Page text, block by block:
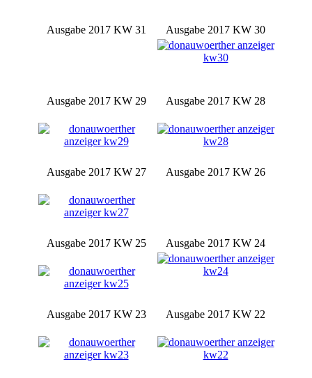
Ausgabe 2017 KW 31 Ausgabe 2017 KW 30
Ausgabe 2017 KW 29 Ausgabe 2017 KW 28
Ausgabe 2017 KW 27 Ausgabe 2017 KW 26
Ausgabe 2017 KW 25 Ausgabe 2017 KW 24
Ausgabe 2017 KW 23 Ausgabe 2017 KW 22